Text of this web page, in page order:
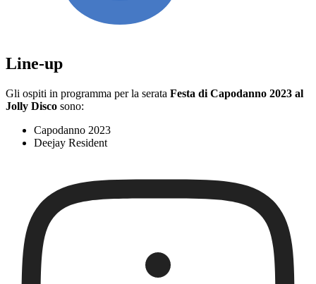
Line-up
Gli ospiti in programma per la serata Festa di Capodanno 2023 al
Jolly Disco sono:
Capodanno 2023
Deejay Resident